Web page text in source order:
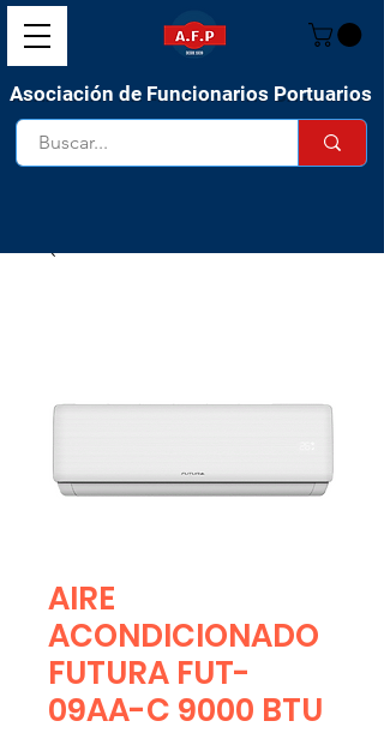
Asociación de Funcionarios Portuarios
AIRE
ACONDICIONADO
FUTURA FUT-
09AA-C 9000 BTU